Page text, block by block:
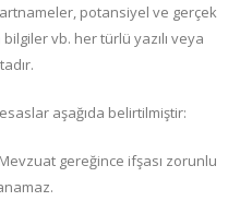
potansiyel ve gerçek
vb. her türlü yazılı veya
aşağıda belirtilmiştir:
gereğince ifşası zorunlu